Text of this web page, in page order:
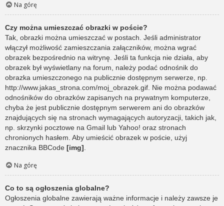
Na górę
Czy można umieszczać obrazki w poście?
Tak, obrazki można umieszczać w postach. Jeśli administrator
włączył możliwość zamieszczania załączników, można wgrać
obrazek bezpośrednio na witrynę. Jeśli ta funkcja nie działa, aby
obrazek był wyświetlany na forum, należy podać odnośnik do
obrazka umieszczonego na publicznie dostępnym serwerze, np.
http://www.jakas_strona.com/moj_obrazek.gif. Nie można podawać
odnośników do obrazków zapisanych na prywatnym komputerze,
chyba że jest publicznie dostępnym serwerem ani do obrazków
znajdujących się na stronach wymagających autoryzacji, takich jak,
np. skrzynki pocztowe na Gmail lub Yahoo! oraz stronach
chronionych hasłem. Aby umieścić obrazek w poście, użyj
znacznika BBCode [img].
Na górę
Co to są ogłoszenia globalne?
Ogłoszenia globalne zawierają ważne informacje i należy zawsze je